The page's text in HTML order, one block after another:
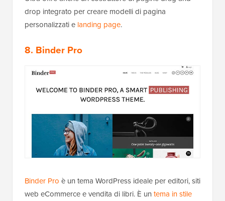
drop integrato per creare modelli di pagina
personalizzati e landing page.
8. Binder Pro
Binder Pro è un tema WordPress ideale per editori, siti
web eCommerce e vendita di libri. È un tema in stile